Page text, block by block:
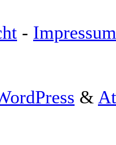
- Impressum
&